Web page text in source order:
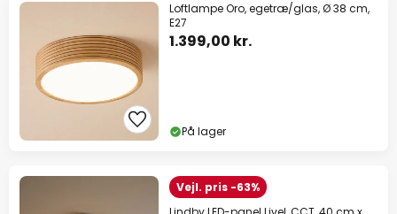
Loftlampe Oro, egetræ/glas, Ø 38 cm,
E27
1.399,00 kr.
På lager
Vejl. pris -63%